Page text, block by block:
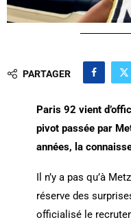
PARTAGER
Paris 92 vient
pivot passée par
années, la
Il n’y a pas qu’à
réserve des
officialisé le